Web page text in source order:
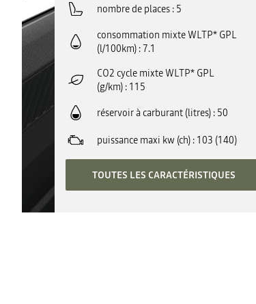
nombre de places 5
consommation mixte WLTP* GPL
(l/100km) 7.1
CO2 cycle mixte WLTP* GPL
(g/km) 115
réservoir à carburant (litres) 50
puissance maxi kw (ch) 103 (140)
TOUTES LES CARACTÉRISTIQUES